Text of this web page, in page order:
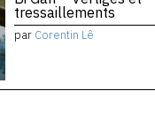
tressaillements
par Corentin Lê